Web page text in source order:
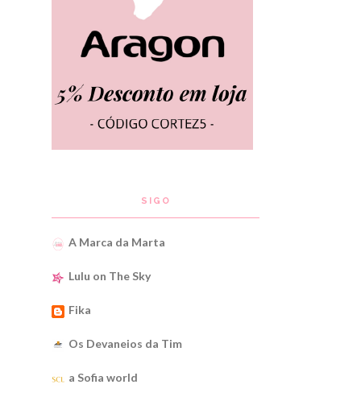
SIGO
A Marca da Marta
Lulu on The Sky
Fika
Os Devaneios da Tim
a Sofia world